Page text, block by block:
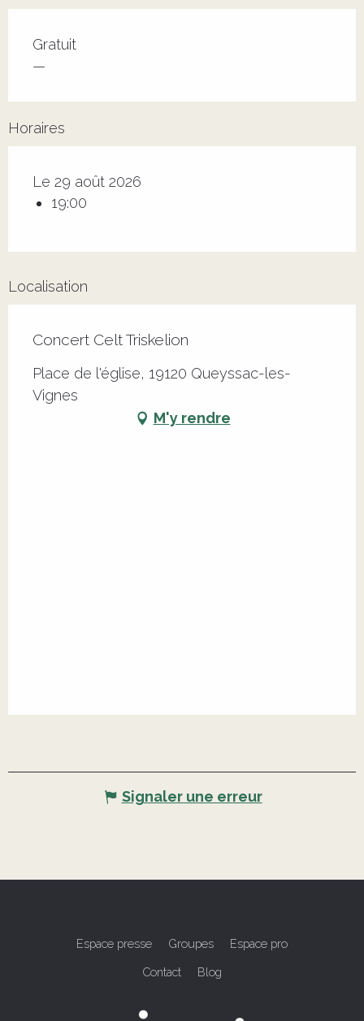
Tarifs 2026
Gratuit
—
Horaires
Le 29 août 2026
19:00
Localisation
Concert Celt Triskelion
Place de l'église, 19120 Queyssac-les-
Vignes
M'y rendre
Signaler une erreur
Espace presse Groupes Espace pro
Contact Blog